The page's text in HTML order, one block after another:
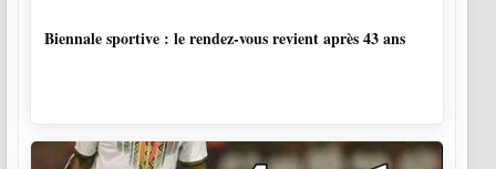
Biennale sportive : le rendez-vous revient après 43 ans